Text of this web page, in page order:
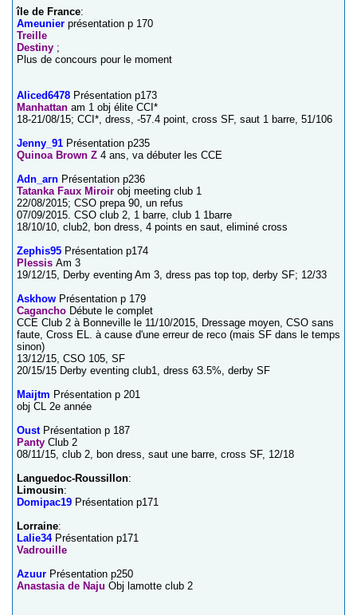
île de France:
Ameunier présentation p 170
Treille
Destiny ;
Plus de concours pour le moment
Aliced6478 Présentation p173
Manhattan am 1 obj élite CCI*
18-21/08/15; CCI*, dress, -57.4 point, cross SF, saut 1 barre, 51/106
Jenny_91 Présentation p235
Quinoa Brown Z 4 ans, va débuter les CCE
Adn_arn Présentation p236
Tatanka Faux Miroir obj meeting club 1
22/08/2015; CSO prepa 90, un refus
07/09/2015. CSO club 2, 1 barre, club 1 1barre
18/10/10, club2, bon dress, 4 points en saut, eliminé cross
Zephis95 Présentation p174
Plessis Am 3
19/12/15, Derby eventing Am 3, dress pas top top, derby SF; 12/33
Askhow Présentation p 179
Cagancho Débute le complet
CCE Club 2 à Bonneville le 11/10/2015, Dressage moyen, CSO sans
faute, Cross EL. à cause d'une erreur de reco (mais SF dans le temps
sinon)
13/12/15, CSO 105, SF
20/15/15 Derby eventing club1, dress 63.5%, derby SF
Maijtm Présentation p 201
obj CL 2e année
OustPrésentation p 187
Panty Club 2
08/11/15, club 2, bon dress, saut une barre, cross SF, 12/18
Languedoc-Roussillon:
Limousin:
Domipac19 Présentation p171
Lorraine:
Lalie34Présentation p171
Vadrouille
Azuur Présentation p250
Anastasia de Naju Obj lamotte club 2